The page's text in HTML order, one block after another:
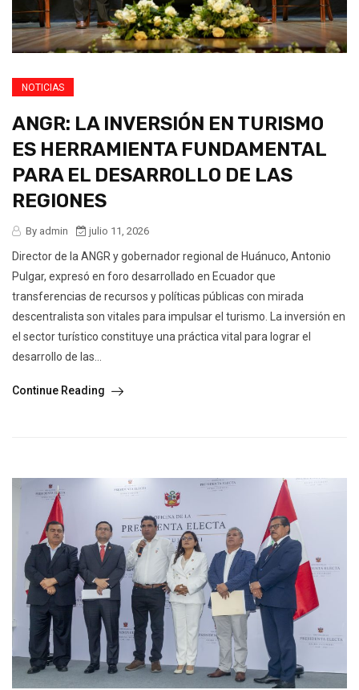
NOTICIAS
ANGR: LA INVERSIÓN EN TURISMO
ES HERRAMIENTA FUNDAMENTAL
PARA EL DESARROLLO DE LAS
REGIONES
By admin julio 11, 2026
Director de la ANGR y gobernador regional de Huánuco, Antonio
Pulgar, expresó en foro desarrollado en Ecuador que
transferencias de recursos y políticas públicas con mirada
descentralista son vitales para impulsar el turismo. La inversión en
el sector turístico constituye una práctica vital para lograr el
desarrollo de las...
Continue Reading